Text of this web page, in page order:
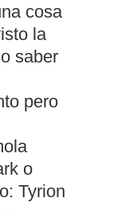
cosa
la
saber
pero
o
Tyrion